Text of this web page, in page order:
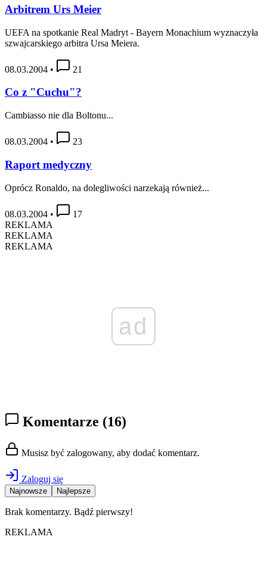
Arbitrem Urs Meier
UEFA na spotkanie Real Madryt - Bayern Monachium wyznaczyła
szwajcarskiego arbitra Ursa Meiera.
08.03.2004 • 21
Co z "Cuchu"?
Cambiasso nie dla Boltonu...
08.03.2004 • 23
Raport medyczny
Oprócz Ronaldo, na dolegliwości narzekają również...
08.03.2004 •
17
REKLAMA
REKLAMA
REKLAMA
ad
Komentarze (16)
Musisz być zalogowany, aby dodać komentarz.
Zaloguj się
Najnowsze Najlepsze
Brak komentarzy. Bądź pierwszy!
REKLAMA